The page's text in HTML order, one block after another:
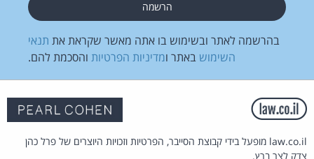
בהרשמה לאתר ובשימוש בו אתה מאשר שקראת את תנאי
השימוש באתר ומדיניות הפרטיות והסכמת להם.
law.co.il מופעל בידי קבוצת הסייבר, הפרטיות וזכויות היוצרים של פרל כהן
צדק לצר ברץ.